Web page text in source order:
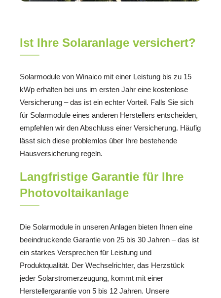
Ist Ihre Solaranlage versichert?
Solarmodule von Winaico mit einer Leistung bis zu 15
kWp erhalten bei uns im ersten Jahr eine kostenlose
Versicherung – das ist ein echter Vorteil. Falls Sie sich
für Solarmodule eines anderen Herstellers entscheiden,
empfehlen wir den Abschluss einer Versicherung. Häufig
lässt sich diese problemlos über Ihre bestehende
Hausversicherung regeln.
Langfristige Garantie für Ihre
Photovoltaikanlage
Die Solarmodule in unseren Anlagen bieten Ihnen eine
beeindruckende Garantie von 25 bis 30 Jahren – das ist
ein starkes Versprechen für Leistung und
Produktqualität. Der Wechselrichter, das Herzstück
jeder Solarstromerzeugung, kommt mit einer
Herstellergarantie von 5 bis 12 Jahren. Unsere